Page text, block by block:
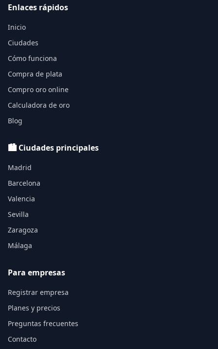
Enlaces rápidos
Inicio
Ciudades
Cómo funciona
Compra de plata
Compro oro online
Calculadora de oro
Blog
🏙️ Ciudades principales
Madrid
Barcelona
Valencia
Sevilla
Zaragoza
Málaga
Para empresas
Registrar empresa
Planes y precios
Preguntas frecuentes
Contacto